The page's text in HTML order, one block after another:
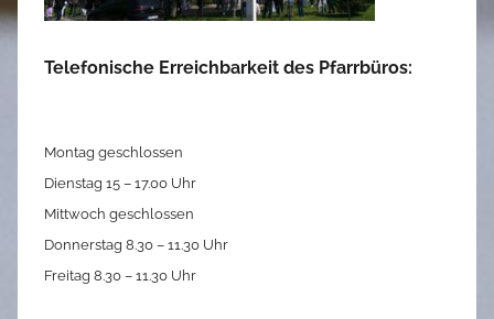
Telefonische Erreichbarkeit des Pfarrbüros:
Montag geschlossen
Dienstag 15 – 17.00 Uhr
Mittwoch geschlossen
Donnerstag 8.30 – 11.30 Uhr
Freitag 8.30 – 11.30 Uhr